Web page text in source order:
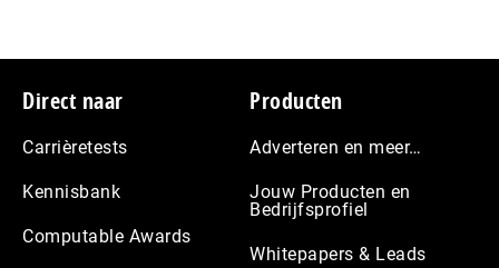
Footer
Direct naar
Carrièretests
Kennisbank
Computable Awards
Producten
Adverteren en meer…
Jouw Producten en
Bedrijfsprofiel
Whitepapers & Leads